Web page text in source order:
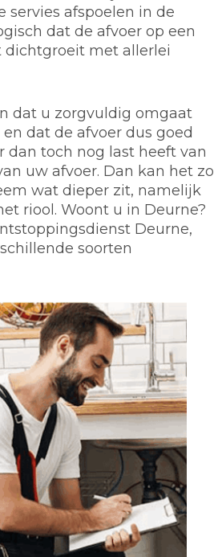
servies afspoelen in de
dat de afvoer op een
met allerlei
dat u zorgvuldig omgaat
dat de afvoer dus goed
dan toch nog last heeft van
uw afvoer. Dan kan het zo
wat dieper zit, namelijk
riool. Woont u in Deurne?
Deurne,
soorten